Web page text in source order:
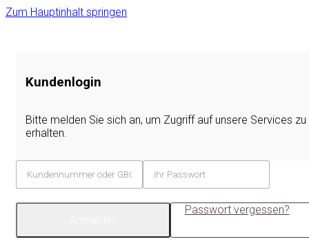
Zum Hauptinhalt springen
Kundenlogin
Bitte melden Sie sich an, um Zugriff auf unsere Services zu
erhalten.
Passwort vergessen?